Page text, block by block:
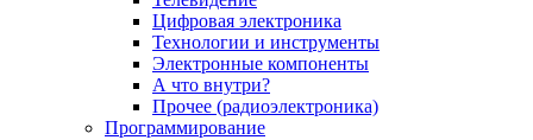
Цифровая электроника
Технологии и инструменты
Электронные компоненты
А что внутри?
Прочее (радиоэлектроника)
Программирование